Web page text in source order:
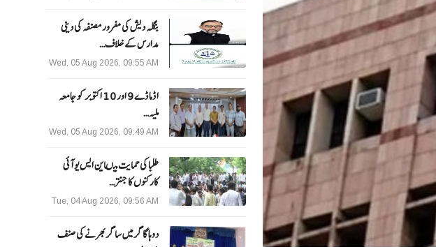
بنگلہ دیش کی مفرور مصنفہ کی دینی
مدارس کے خلاف…
Wed, 05 Aug 2026, 09:55 AM
ا ڈما ڈے 9 اور 10 اکتوبر کو جامعہ
ملیہ…
Wed, 05 Aug 2026, 09:49 AM
طلبا کی حمایت میںاین ایس یو آئی
کارکنوں کا جنتر…
Tue, 04 Aug 2026, 09:56 AM
دوہا گاگر میں ساگر بھرنے کی صنف